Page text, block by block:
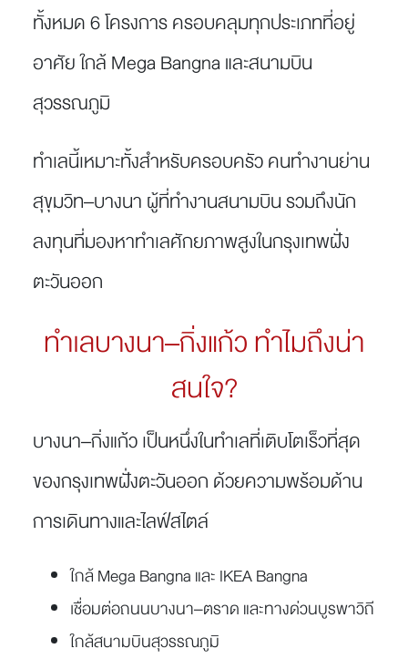
ทั้งหมด 6 โครงการ ครอบคลุมทุกประเภทที่อยู่
อาศัย ใกล้ Mega Bangna และสนามบิน
สุวรรณภูมิ
ทำเลนี้เหมาะทั้งสำหรับครอบครัว คนทำงานย่าน
สุขุมวิท–บางนา ผู้ที่ทำงานสนามบิน รวมถึงนัก
ลงทุนที่มองหาทำเลศักยภาพสูงในกรุงเทพฝั่ง
ตะวันออก
ทำเลบางนา–กิ่งแก้ว ทำไมถึงน่า
สนใจ?
บางนา–กิ่งแก้ว เป็นหนึ่งในทำเลที่เติบโตเร็วที่สุด
ของกรุงเทพฝั่งตะวันออก ด้วยความพร้อมด้าน
การเดินทางและไลฟ์สไตล์
ใกล้ Mega Bangna และ IKEA Bangna
เชื่อมต่อถนนบางนา–ตราด และทางด่วนบูรพาวิถี
ใกล้สนามบินสุวรรณภูมิ